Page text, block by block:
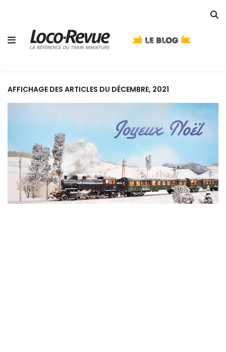
AFFICHAGE DES ARTICLES DU DÉCEMBRE, 2021